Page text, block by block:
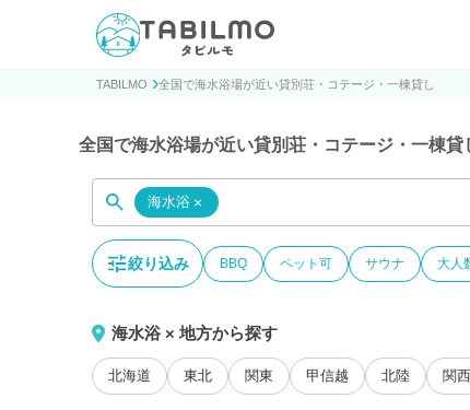
貸別荘コテージ・一棟貸し宿泊予約サイトTABILMO(タ
TABILMO 全国で海水浴場が近い貸別荘・コテージ・一棟貸し
全国で海水浴場が近い貸別荘・コテージ・一棟貸
海水浴 ×
絞り込み BBQ ペット可 サウナ 大人
海水浴 × 地方から探す
北海道 東北 関東 甲信越 北陸 関西